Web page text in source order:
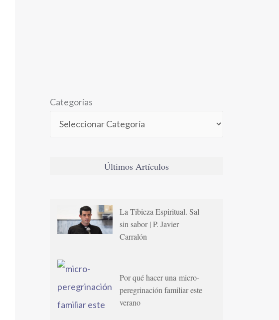
Categorías
Últimos Artículos
La Tibieza Espiritual. Sal
sin sabor | P. Javier
Carralón
Por qué hacer una micro-
peregrinación familiar este
verano